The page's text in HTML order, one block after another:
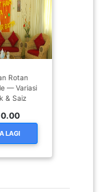
Rotan
— Variasi
& Saiz
0.00
LAGI